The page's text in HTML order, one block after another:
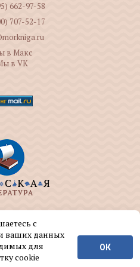
662-97-58
707-52-17
в Макс
в VK
изданием и
морскую тематику.
2004 — 2026 г.
с
ваших данных
для
cookie
ОК